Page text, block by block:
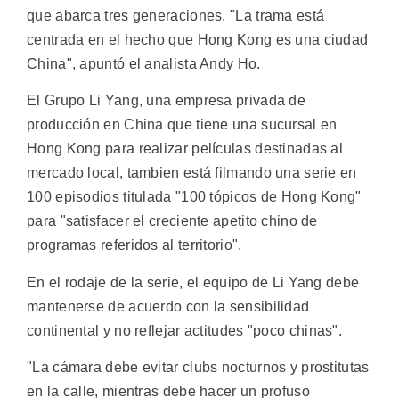
que abarca tres generaciones. "La trama está
centrada en el hecho que Hong Kong es una ciudad
China", apuntó el analista Andy Ho.
El Grupo Li Yang, una empresa privada de
producción en China que tiene una sucursal en
Hong Kong para realizar películas destinadas al
mercado local, tambien está filmando una serie en
100 episodios titulada "100 tópicos de Hong Kong"
para "satisfacer el creciente apetito chino de
programas referidos al territorio".
En el rodaje de la serie, el equipo de Li Yang debe
mantenerse de acuerdo con la sensibilidad
continental y no reflejar actitudes "poco chinas".
"La cámara debe evitar clubs nocturnos y prostitutas
en la calle, mientras debe hacer un profuso